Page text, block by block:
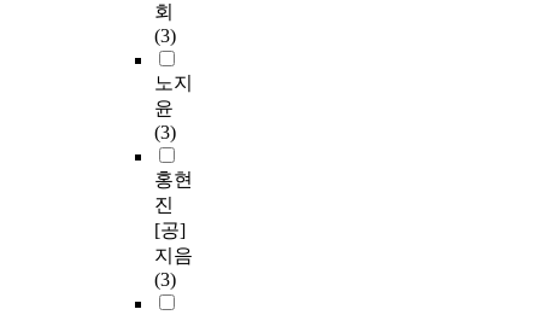
회
(3)
노지
윤
(3)
홍현
진
[공]
지음
(3)